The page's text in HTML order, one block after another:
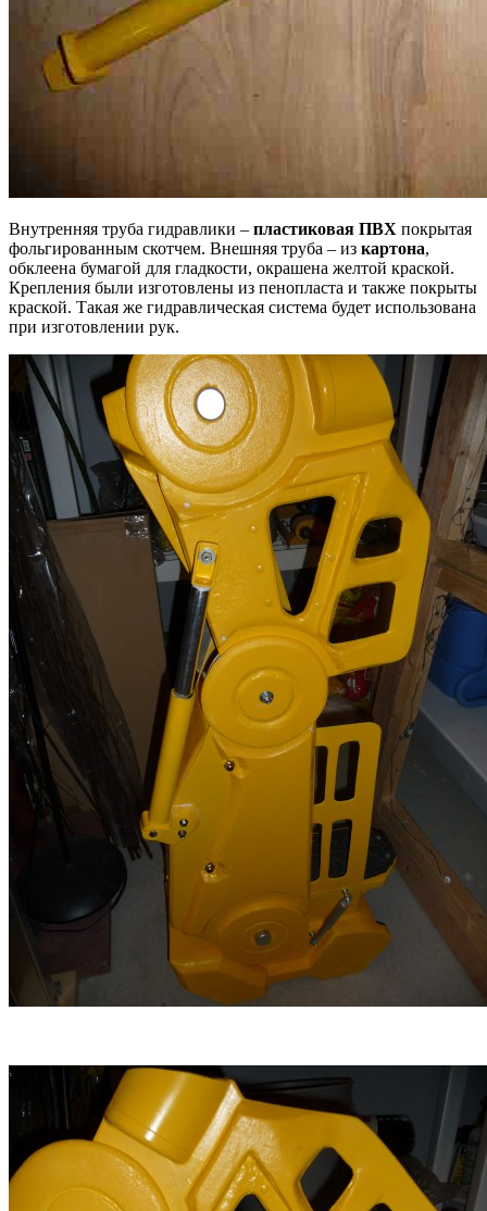
Внутренняя труба гидравлики – пластиковая ПВХ покрытая
фольгированным скотчем. Внешняя труба – из картона,
обклеена бумагой для гладкости, окрашена желтой краской.
Крепления были изготовлены из пенопласта и также покрыты
краской. Такая же гидравлическая система будет использована
при изготовлении рук.